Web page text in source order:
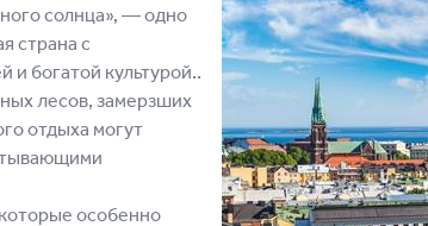
солнца», — одно
страна с
и богатой культурой..
лесов, замерзших
отдыха могут
особенно